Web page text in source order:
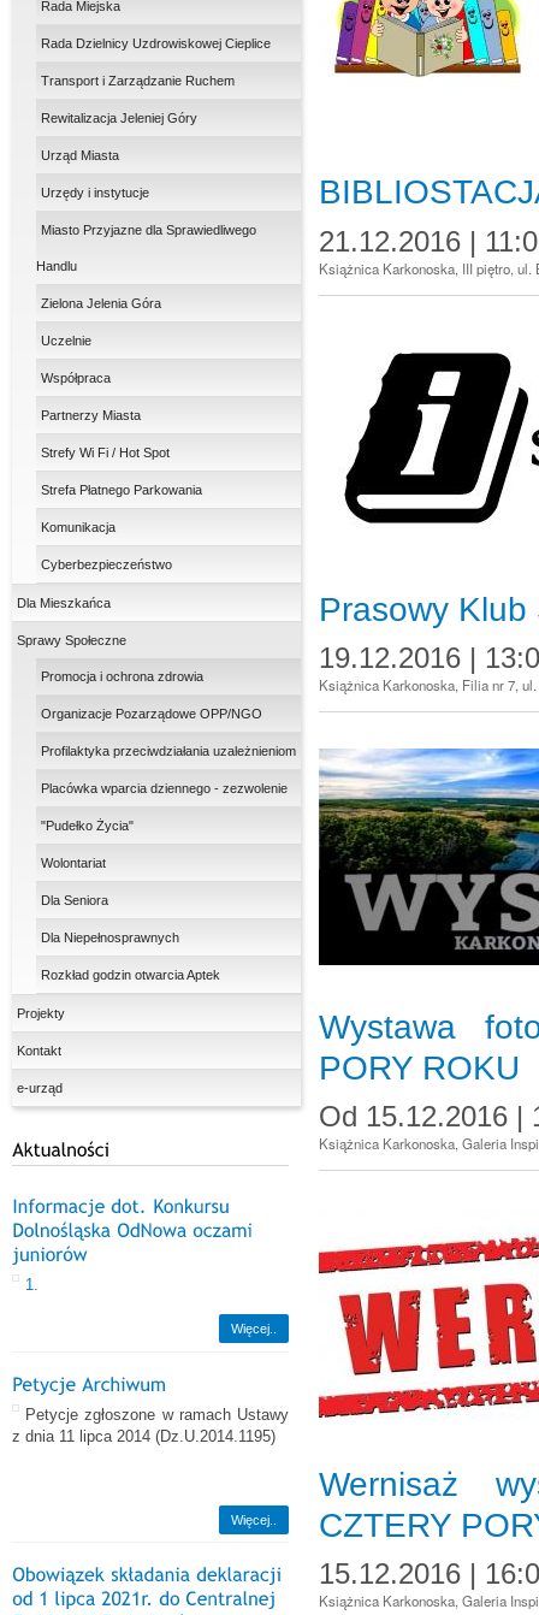
Rada Miejska
Rada Dzielnicy Uzdrowiskowej Cieplice
Transport i Zarządzanie Ruchem
Rewitalizacja Jeleniej Góry
Urząd Miasta
Urzędy i instytucje
Miasto Przyjazne dla Sprawiedliwego
Handlu
Zielona Jelenia Góra
Uczelnie
Współpraca
Partnerzy Miasta
Strefy Wi Fi / Hot Spot
Strefa Płatnego Parkowania
Komunikacja
Cyberbezpieczeństwo
Dla Mieszkańca
Sprawy Społeczne
Promocja i ochrona zdrowia
Organizacje Pozarządowe OPP/NGO
Profilaktyka przeciwdziałania uzależnieniom
Placówka wparcia dziennego - zezwolenie
"Pudełko Życia"
Wolontariat
Dla Seniora
Dla Niepełnosprawnych
Rozkład godzin otwarcia Aptek
Projekty
Kontakt
e-urząd
1.
Więcej..
Petycje zgłoszone w ramach Ustawy
z dnia 11 lipca 2014 (Dz.U.2014.1195)
Więcej..
21.12.2016 |
Książnica Karkonoska, III piętro, ul.
Prasowy
19.12.2016 |
Książnica Karkonoska, Filia nr 7,
Wystawa
PORY ROKU
Od 15.12.2016 |
Książnica Karkonoska, Galeria
Wernisaż
CZTERY
15.12.2016 |
Książnica Karkonoska, Galeria